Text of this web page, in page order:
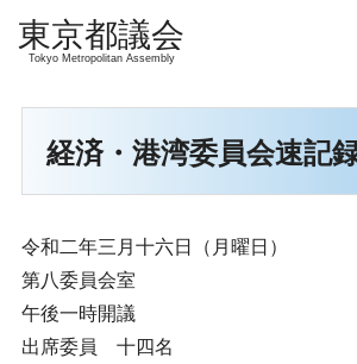
Tokyo Metropolitan Assembly
経済・港湾委員会速記
令和二年三月十六日（月曜日）
第八委員会室
午後一時開議
出席委員 十四名